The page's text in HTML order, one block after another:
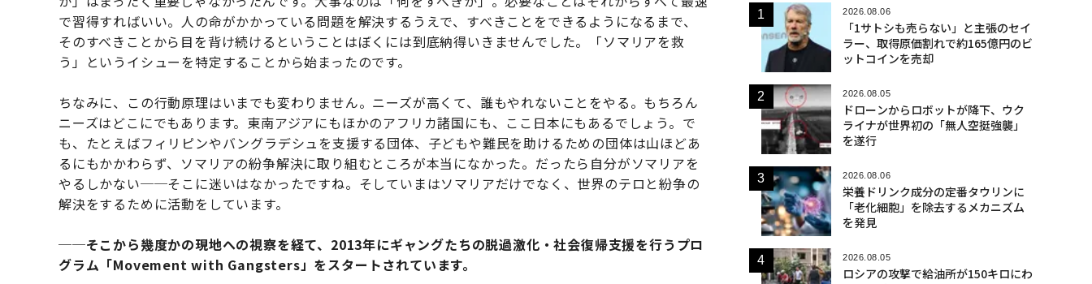
で習得すればいい。人の命がかかっている問題を解決するうえで、すべきことをできるようになるまで、
そのすべきことから目を背け続けるということはぼくには到底納得いきませんでした。「ソマリアを救
う」というイシューを特定することから始まったのです。
ちなみに、この行動原理はいまでも変わりません。ニーズが高くて、誰もやれないことをやる。もちろん
ニーズはどこにでもあります。東南アジアにもほかのアフリカ諸国にも、ここ日本にもあるでしょう。で
も、たとえばフィリピンやバングラデシュを支援する団体、子どもや難民を助けるための団体は山ほどあ
るにもかかわらず、ソマリアの紛争解決に取り組むところが本当になかった。だったら自分がソマリアを
やるしかない──そこに迷いはなかったですね。そしていまはソマリアだけでなく、世界のテロと紛争の
解決をするために活動をしています。
──そこから幾度かの現地への視察を経て、2013年にギャングたちの脱過激化・社会復帰支援を行うプロ
グラム「Movement with Gangsters」をスタートされています。
2026.08.06
「1サトシも売らない」と主張のセイ
ラー、取得原価割れで約165億円のビ
ットコインを売却
2026.08.05
ドローンからロボットが降下、ウク
ライナが世界初の「無人空挺強襲」
を遂行
2026.08.06
栄養ドリンク成分の定番タウリンに
「老化細胞」を除去するメカニズム
を発見
2026.08.05
ロシアの攻撃で給油所が150キロにわ